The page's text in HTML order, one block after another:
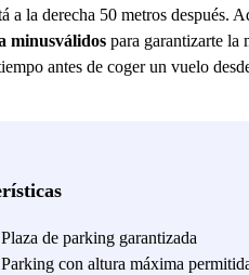
a la derecha 50 metros después.
minusválidos para garantizarte la
antes de coger un vuelo
Plaza de parking garantizada
Parking con altura máxima